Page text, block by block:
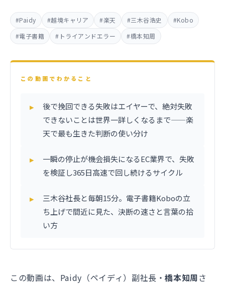
#Paidy #越境キャリア #楽天 #三木谷浩史
#Kobo
#電子書籍
#トライアンドエラー #橋本知周
この動画でわかること
後で挽回できる失敗はエイヤーで、絶対失敗
できないことは世界一詳しくなるまで——楽
天で最も生きた判断の使い分け
一瞬の停止が機会損失になるEC業界で、失敗
を検証し365日高速で回し続けるサイクル
三木谷社長と毎朝15分。電子書籍Koboの立
ち上げで間近に見た、決断の速さと言葉の拾
い方
この動画は、Paidy（ペイディ）副社長・橋本知周さ